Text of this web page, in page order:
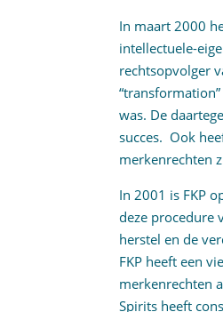
In maart 2000
intellectuele-
rechtsopvolger
was. De
succes. Ook
merkenrechten
In 2001 is FKP
deze procedure
herstel en de
FKP heeft een
merkenrechten
Spirits heeft